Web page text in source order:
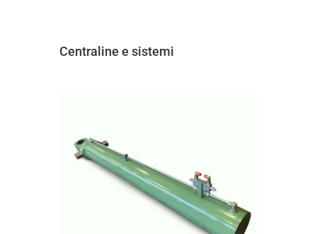
Centraline e sistemi